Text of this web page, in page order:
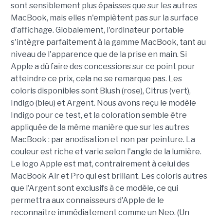
sont sensiblement plus épaisses que sur les autres
MacBook, mais elles n'empiètent pas sur la surface
d'affichage. Globalement, l'ordinateur portable
s'intègre parfaitement à la gamme MacBook, tant au
niveau de l'apparence que de la prise en main. Si
Apple a dû faire des concessions sur ce point pour
atteindre ce prix, cela ne se remarque pas. Les
coloris disponibles sont Blush (rose), Citrus (vert),
Indigo (bleu) et Argent. Nous avons reçu le modèle
Indigo pour ce test, et la coloration semble être
appliquée de la même manière que sur les autres
MacBook : par anodisation et non par peinture. La
couleur est riche et varie selon l'angle de la lumière.
Le logo Apple est mat, contrairement à celui des
MacBook Air et Pro qui est brillant. Les coloris autres
que l'Argent sont exclusifs à ce modèle, ce qui
permettra aux connaisseurs d'Apple de le
reconnaître immédiatement comme un Neo. (Un